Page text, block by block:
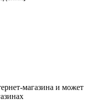
магазина и может